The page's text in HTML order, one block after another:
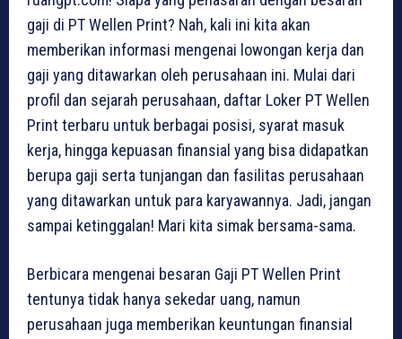
gaji di PT Wellen Print? Nah, kali ini kita akan
memberikan informasi mengenai lowongan kerja dan
gaji yang ditawarkan oleh perusahaan ini. Mulai dari
profil dan sejarah perusahaan, daftar Loker PT Wellen
Print terbaru untuk berbagai posisi, syarat masuk
kerja, hingga kepuasan finansial yang bisa didapatkan
berupa gaji serta tunjangan dan fasilitas perusahaan
yang ditawarkan untuk para karyawannya. Jadi, jangan
sampai ketinggalan! Mari kita simak bersama-sama.
Berbicara mengenai besaran Gaji PT Wellen Print
tentunya tidak hanya sekedar uang, namun
perusahaan juga memberikan keuntungan finansial